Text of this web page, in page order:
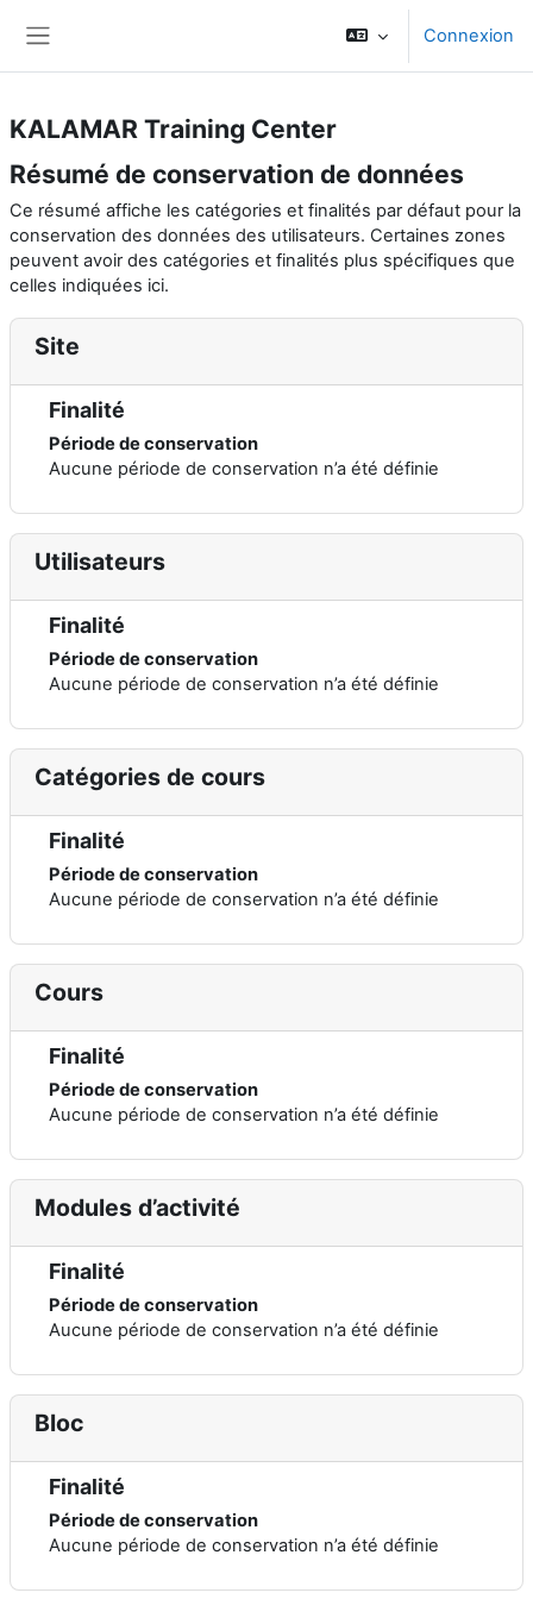
Connexion
KALAMAR Training Center
Résumé de conservation de données
Ce résumé affiche les catégories et finalités par défaut pour la
conservation des données des utilisateurs. Certaines zones
peuvent avoir des catégories et finalités plus spécifiques que
celles indiquées ici.
Site
Finalité
Période de conservation
Aucune période de conservation n’a été définie
Utilisateurs
Finalité
Période de conservation
Aucune période de conservation n’a été définie
Catégories de cours
Finalité
Période de conservation
Aucune période de conservation n’a été définie
Cours
Finalité
Période de conservation
Aucune période de conservation n’a été définie
Modules d’activité
Finalité
Période de conservation
Aucune période de conservation n’a été définie
Bloc
Finalité
Période de conservation
Aucune période de conservation n’a été définie